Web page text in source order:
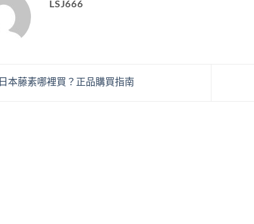
LSJ666
日本藤素哪裡買？正品購買指南